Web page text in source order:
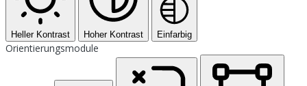
Heller Kontrast Hoher Kontrast Einfarbig
Orientierungsmodule